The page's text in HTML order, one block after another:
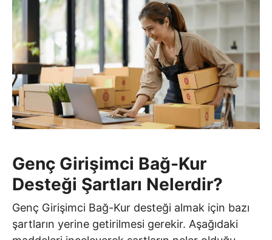
Genç Girişimci Bağ-Kur
Desteği Şartları Nelerdir?
Genç Girişimci Bağ-Kur desteği almak için bazı
şartların yerine getirilmesi gerekir. Aşağıdaki